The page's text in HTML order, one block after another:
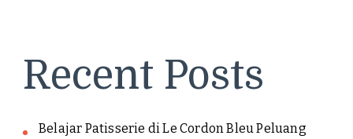
Recent Posts
Belajar Patisserie di Le Cordon Bleu Peluang